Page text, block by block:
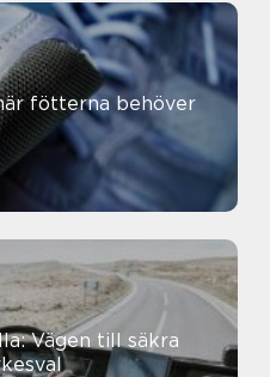
fötterna behöver
Vägen till säkra